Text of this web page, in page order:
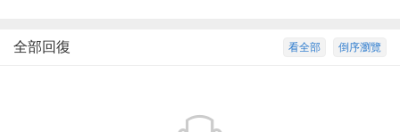
倒序瀏覽
看全部
全部回復